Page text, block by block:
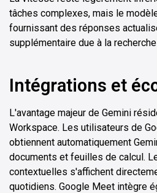
tâches complexes, mais le
fournissant des réponses
supplémentaire due à la
Intégrations et
L'avantage majeur de Gemini
Workspace. Les utilisateurs de
obtiennent automatiquement
documents et feuilles de calcul.
contextuelles s'affichent
quotidiens. Google Meet intègre